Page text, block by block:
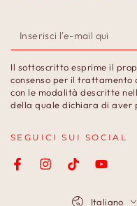
Inserisci
l'e-
mail
qui
Il sottoscritto esprime il
consenso per il
con le modalità descritte
della quale dichiara di aver
SEGUICI SUI SOCIAL
FacebookInstagramTikTokYouTube
Italiano